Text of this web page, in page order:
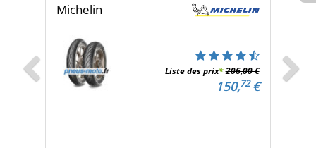
Michelin
Liste des prix*206,00 €
150,72€